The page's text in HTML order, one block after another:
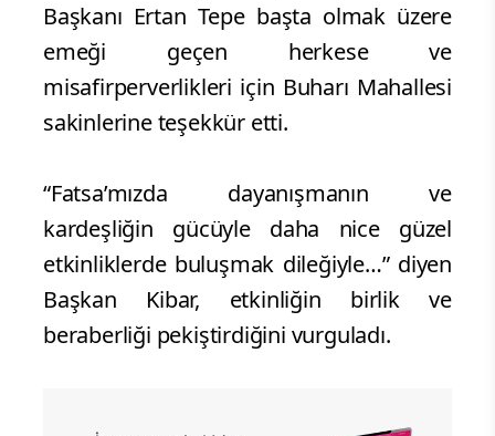
Başkanı Ertan Tepe başta olmak üzere
emeği geçen herkese ve
misafirperverlikleri için Buharı Mahallesi
sakinlerine teşekkür etti.
“Fatsa’mızda dayanışmanın ve
kardeşliğin gücüyle daha nice güzel
etkinliklerde buluşmak dileğiyle…” diyen
Başkan Kibar, etkinliğin birlik ve
beraberliği pekiştirdiğini vurguladı.